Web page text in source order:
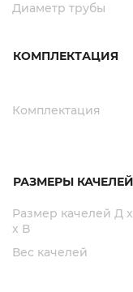
Диаметр трубы
КОМПЛЕКТАЦИЯ
Комплектация
РАЗМЕРЫ КАЧЕЛЕЙ
Размер качелей Д
х В
Вес качелей